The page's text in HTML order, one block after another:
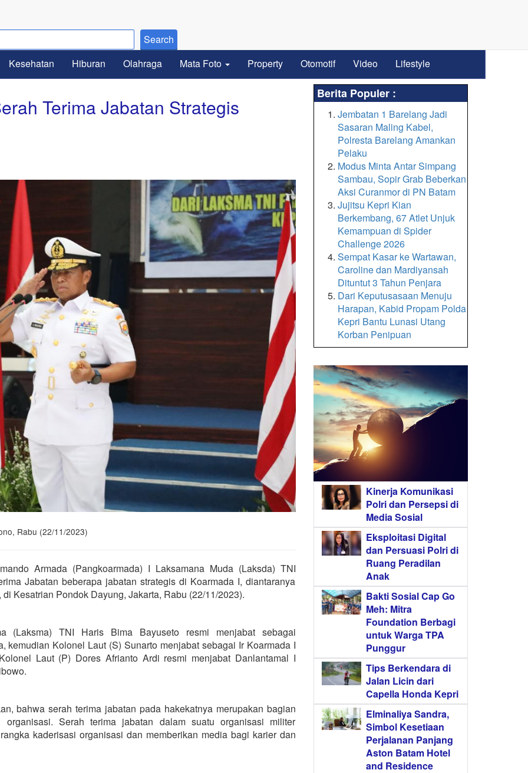
Kesehatan Hiburan Olahraga Mata Foto Property Otomotif Video Lifestyle
Terima Jabatan Strategis
Rabu (22/11/2023)
Armada (Pangkoarmada) I Laksamana Muda (Laksda) TNI
Jabatan beberapa jabatan strategis di Koarmada I, diantaranya
Kesatrian Pondok Dayung, Jakarta, Rabu (22/11/2023).
(Laksma) TNI Haris Bima Bayuseto resmi menjabat sebagai
kemudian Kolonel Laut (S) Sunarto menjabat sebagai Ir Koarmada I
Laut (P) Dores Afrianto Ardi resmi menjabat Danlantamal I
bahwa serah terima jabatan pada hakekatnya merupakan bagian
Serah terima jabatan dalam suatu organisasi militer
kaderisasi organisasi dan memberikan media bagi karier dan
Berita Populer :
Jembatan 1 Barelang Jadi
Sasaran Maling Kabel,
Polresta Barelang Amankan
Pelaku
Modus Minta Antar Simpang
Sambau, Sopir Grab Beberkan
Aksi Curanmor di PN Batam
Jujitsu Kepri Kian
Berkembang, 67 Atlet Unjuk
Kemampuan di Spider
Challenge 2026
Sempat Kasar ke Wartawan,
Caroline dan Mardiyansah
Dituntut 3 Tahun Penjara
Dari Keputusasaan Menuju
Harapan, Kabid Propam Polda
Kepri Bantu Lunasi Utang
Korban Penipuan
Kinerja Komunikasi
Polri dan Persepsi di
Media Sosial
Eksploitasi Digital
dan Persuasi Polri di
Ruang Peradilan
Anak
Bakti Sosial Cap Go
Meh: Mitra
Foundation Berbagi
untuk Warga TPA
Punggur
Tips Berkendara di
Jalan Licin dari
Capella Honda Kepri
Elminaliya Sandra,
Simbol Kesetiaan
Perjalanan Panjang
Aston Batam Hotel
and Residence